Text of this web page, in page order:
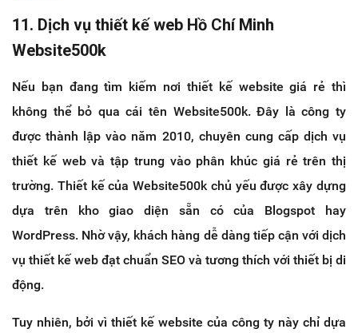
11. Dịch vụ thiết kế web Hồ Chí Minh
Website500k
Nếu bạn đang tìm kiếm nơi thiết kế website giá rẻ thì
không thể bỏ qua cái tên Website500k. Đây là công ty
được thành lập vào năm 2010, chuyên cung cấp dịch vụ
thiết kế web và tập trung vào phân khúc giá rẻ trên thị
trường. Thiết kế của Website500k chủ yếu được xây dựng
dựa trên kho giao diện sẵn có của Blogspot hay
WordPress. Nhờ vậy, khách hàng dễ dàng tiếp cận với dịch
vụ thiết kế web đạt chuẩn SEO và tương thích với thiết bị di
động.
Tuy nhiên, bởi vì thiết kế website của công ty này chỉ dựa